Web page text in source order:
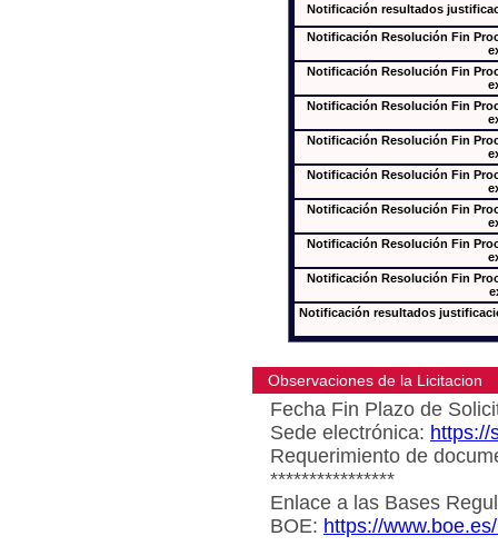
Notificación resultados
Notificación Resolución Fin
Notificación Resolución Fin
Notificación Resolución Fin
Notificación Resolución Fin
Notificación Resolución Fin
Notificación Resolución Fin
Notificación Resolución Fin
Notificación Resolución Fin
Notificación resultados
Observaciones de la Licitacion
Fecha Fin Plazo de
Sede electrónica: https://
Requerimiento de
****************
Enlace a las Bases
BOE: https://